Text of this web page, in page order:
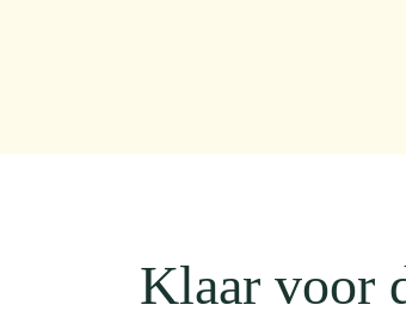
Klaar voor